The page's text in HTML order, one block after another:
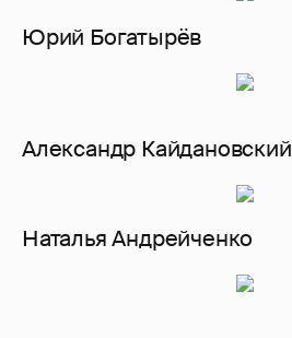
Юрий Богатырёв
Александр Кайдановский
Наталья Андрейченко